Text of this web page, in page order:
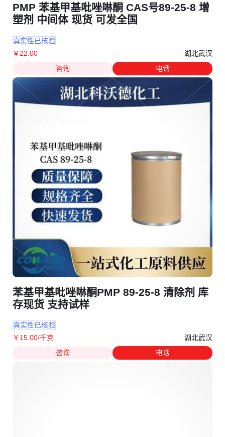
PMP 苯基甲基吡唑啉酮 CAS号89-25-8 增
塑剂 中间体 现货 可发全国
真实性已核验
￥ 22 .00
湖北武汉
咨询
电话
苯基甲基吡唑啉酮PMP 89-25-8 清除剂 库
存现货 支持试样
真实性已核验
￥ 15.00/千克
湖北武汉
咨询
电话